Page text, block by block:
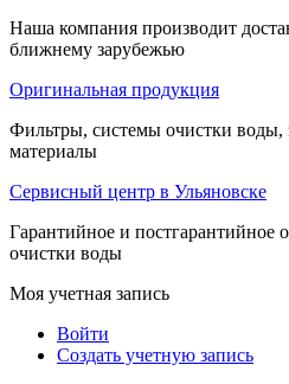
Наша компания производит
ближнему зарубежью
Оригинальная продукция
Фильтры, системы очистки воды,
материалы
Сервисный центр в Ульяновске
Гарантийное и постгарантийное
очистки воды
Моя учетная запись
Войти
Создать учетную запись